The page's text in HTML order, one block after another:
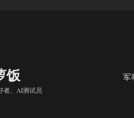
饭
者、AI测试员
军